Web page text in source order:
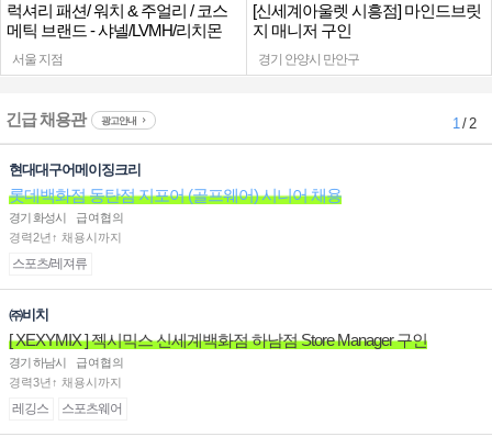
럭셔리 패션/ 워치 & 주얼리 / 코스
메틱 브랜드 - 샤넬/LVMH/리치몬
트/티파니/그라프 외
서울 지점
[신세계아울렛 시흥점] 마인드브릿
지 매니저 구인
경기 안양시 만안구
긴급 채용관 광고안내 1/ 2
현대대구어메이징크리
롯데백화점 동탄점 지포어 (골프웨어) 시니어 채용
경기 화성시
급여협의
경력2년↑ 채용시까지
스포츠/레져류
㈜비치
[ XEXYMIX ] 젝시믹스 신세계백화점 하남점 Store Manager 구인
경기 하남시
급여협의
경력3년↑ 채용시까지
레깅스 스포츠웨어